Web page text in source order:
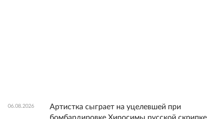
06.08.2026
Артистка сыграет на уцелевшей при